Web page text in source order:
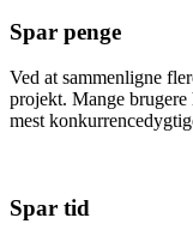
Spar penge
Ved at sammenligne
projekt. Mange
mest
Spar tid